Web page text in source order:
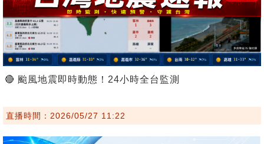
🔴 颱風地震即時動態！24小時全台監測
直播時間：2026/05/27 11:22